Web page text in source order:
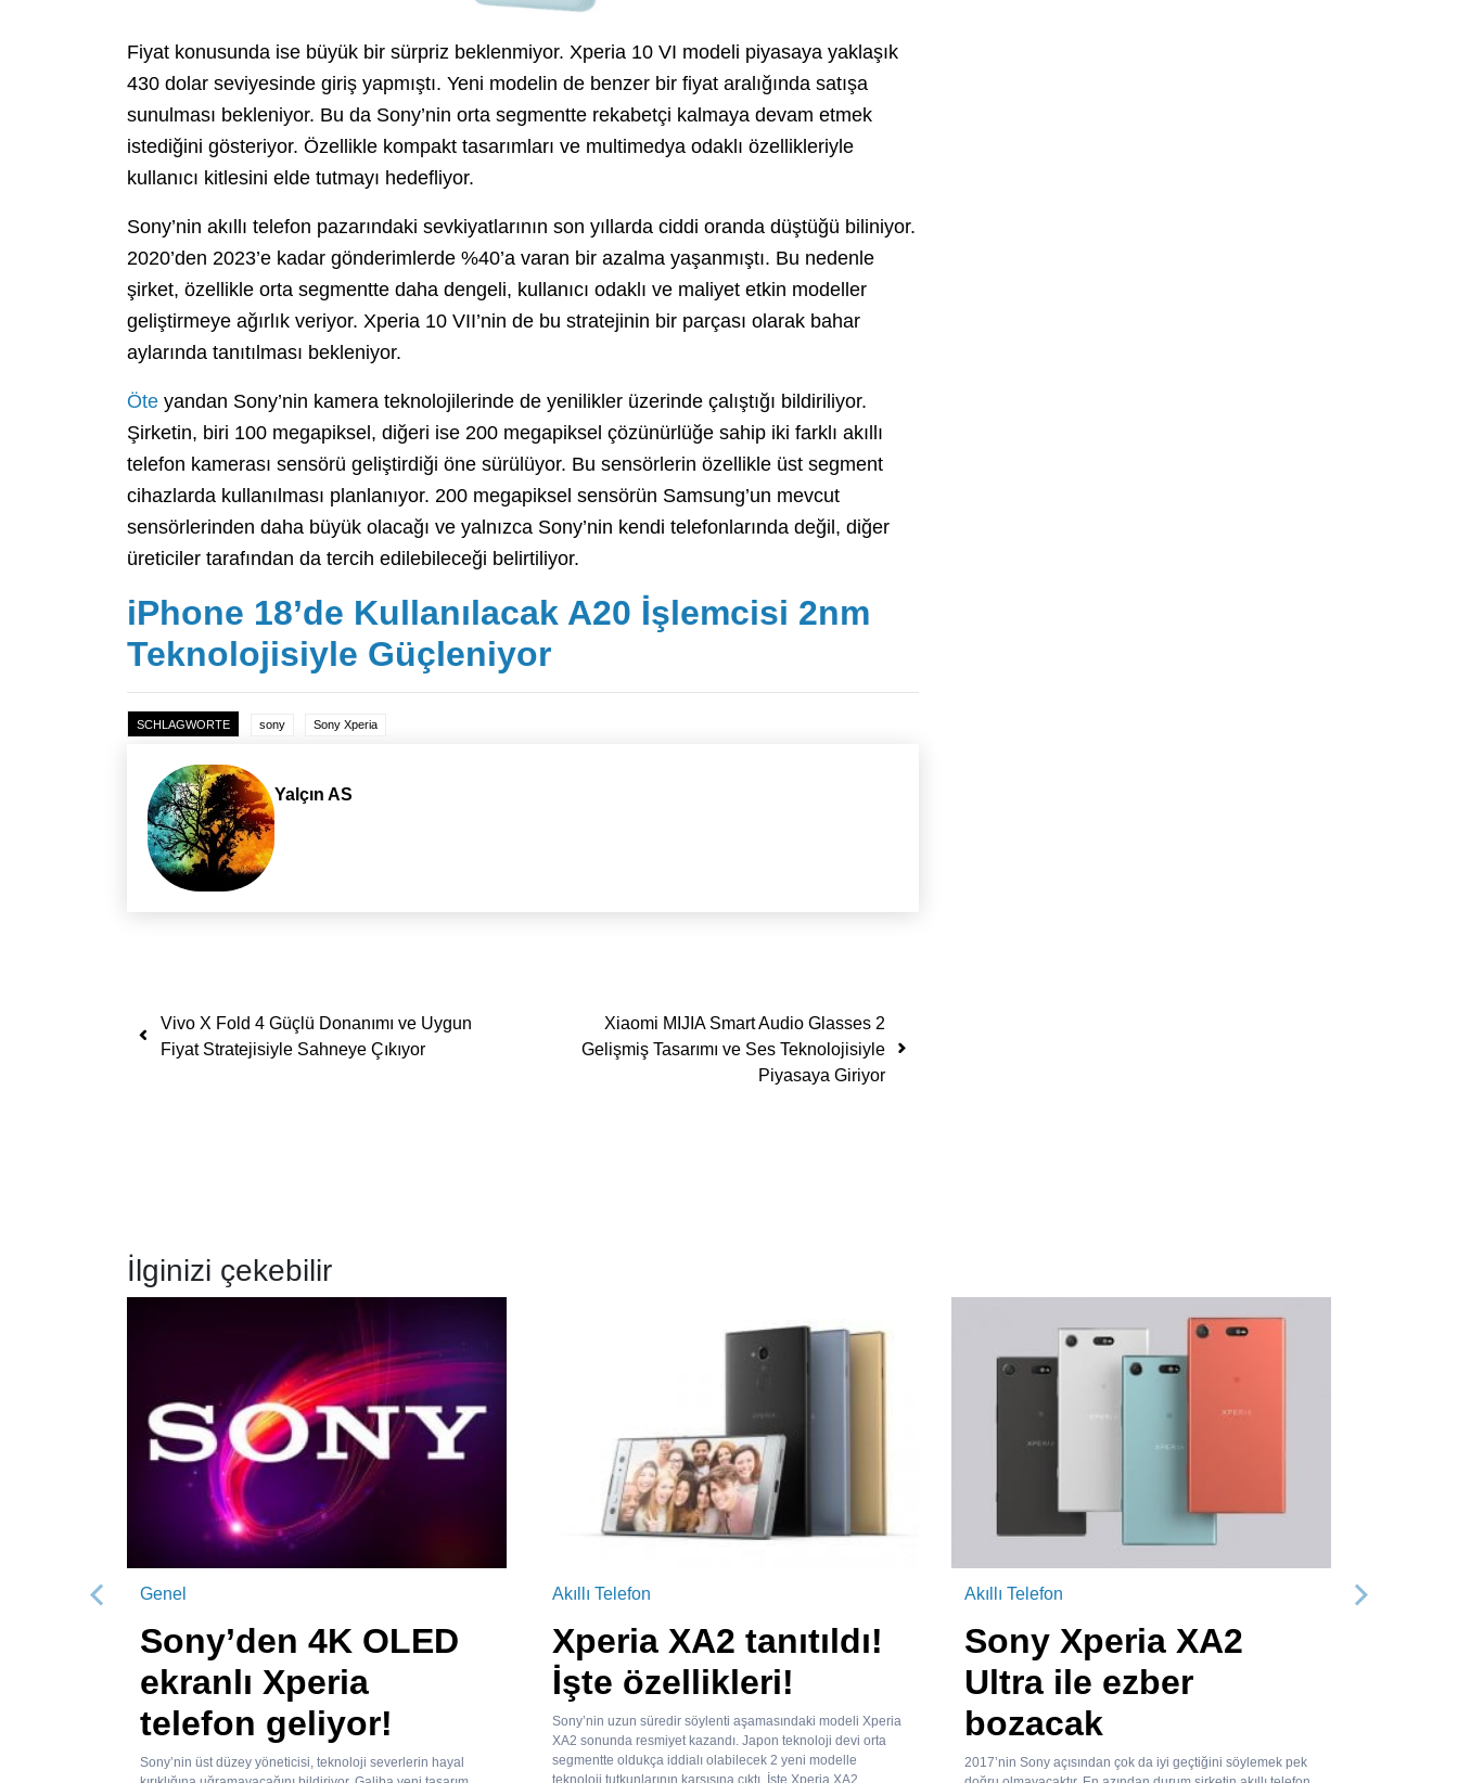
Fiyat konusunda ise büyük bir sürpriz beklenmiyor. Xperia 10 VI modeli piyasaya yaklaşık
430 dolar seviyesinde giriş yapmıştı. Yeni modelin de benzer bir fiyat aralığında satışa
sunulması bekleniyor. Bu da Sony’nin orta segmentte rekabetçi kalmaya devam etmek
istediğini gösteriyor. Özellikle kompakt tasarımları ve multimedya odaklı özellikleriyle
kullanıcı kitlesini elde tutmayı hedefliyor.
Sony’nin akıllı telefon pazarındaki sevkiyatlarının son yıllarda ciddi oranda düştüğü biliniyor.
2020’den 2023’e kadar gönderimlerde %40’a varan bir azalma yaşanmıştı. Bu nedenle
şirket, özellikle orta segmentte daha dengeli, kullanıcı odaklı ve maliyet etkin modeller
geliştirmeye ağırlık veriyor. Xperia 10 VII’nin de bu stratejinin bir parçası olarak bahar
aylarında tanıtılması bekleniyor.
Öte yandan Sony’nin kamera teknolojilerinde de yenilikler üzerinde çalıştığı bildiriliyor.
Şirketin, biri 100 megapiksel, diğeri ise 200 megapiksel çözünürlüğe sahip iki farklı akıllı
telefon kamerası sensörü geliştirdiği öne sürülüyor. Bu sensörlerin özellikle üst segment
cihazlarda kullanılması planlanıyor. 200 megapiksel sensörün Samsung’un mevcut
sensörlerinden daha büyük olacağı ve yalnızca Sony’nin kendi telefonlarında değil, diğer
üreticiler tarafından da tercih edilebileceği belirtiliyor.
iPhone 18’de Kullanılacak A20 İşlemcisi 2nm
Teknolojisiyle Güçleniyor
SCHLAGWORTE sony Sony Xperia
Yalçın AS
Yazı dolaşımı
Vivo X Fold 4 Güçlü Donanımı ve Uygun
Fiyat Stratejisiyle Sahneye Çıkıyor
Xiaomi MIJIA Smart Audio Glasses 2
Gelişmiş Tasarımı ve Ses Teknolojisiyle
Piyasaya Giriyor
İlginizi çekebilir
Genel
Sony’den 4K OLED
ekranlı Xperia
telefon geliyor!
Sony’nin üst düzey yöneticisi, teknoloji severlerin hayal
Akıllı Telefon
Xperia XA2 tanıtıldı!
İşte özellikleri!
Sony’nin uzun süredir söylenti aşamasındaki modeli Xperia
XA2 sonunda resmiyet kazandı. Japon teknoloji devi orta
segmentte oldukça iddialı olabilecek 2 yeni modelle
teknoloji tutkunlarının karşısına çıktı. İşte Xperia XA2
Akıllı Telefon
Sony Xperia XA2
Ultra ile ezber
bozacak
2017’nin Sony açısından çok da iyi geçtiğini söylemek pek
Önceki Sonraki